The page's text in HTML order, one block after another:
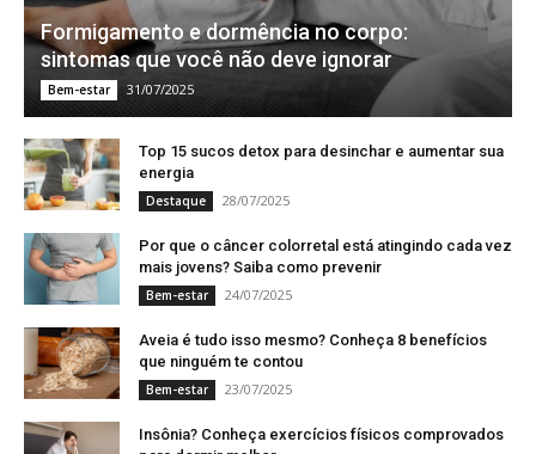
Formigamento e dormência no corpo:
sintomas que você não deve ignorar
Bem-estar 31/07/2025
Top 15 sucos detox para desinchar e aumentar sua
energia
Destaque 28/07/2025
Por que o câncer colorretal está atingindo cada vez
mais jovens? Saiba como prevenir
Bem-estar 24/07/2025
Aveia é tudo isso mesmo? Conheça 8 benefícios
que ninguém te contou
Bem-estar 23/07/2025
Insônia? Conheça exercícios físicos comprovados